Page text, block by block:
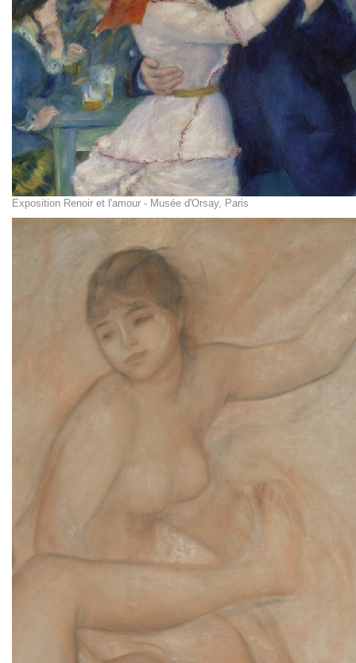
Exposition Renoir et l'amour - Musée d'Orsay, Paris